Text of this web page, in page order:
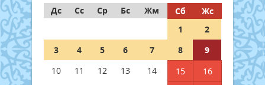
Дс
Сс Ср Бс Жм Сб
Жс
1
2
3
4 5 6 7 8
9
10
11 12 13 14 15
16